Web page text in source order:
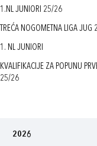
1.NL JUNIORI 25/26
TREĆA NOGOMETNA LIGA
1. NL JUNIORI
KVALIFIKACIJE ZA POPUNU
25/26
2026